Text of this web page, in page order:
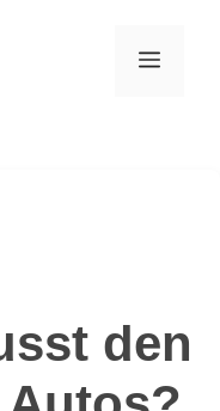
Menu
den